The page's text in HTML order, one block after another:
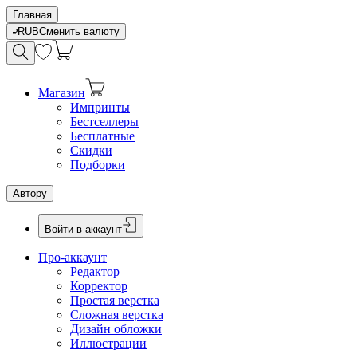
Главная
RUBСменить валюту
Магазин
Импринты
Бестселлеры
Бесплатные
Скидки
Подборки
Автору
Войти в аккаунт
Про-аккаунт
Редактор
Корректор
Простая верстка
Сложная верстка
Дизайн обложки
Иллюстрации